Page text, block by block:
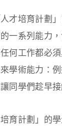
才培育計劃
一系列能力
何工作都必
學術能力：
同學們趁早接
育計劃」的